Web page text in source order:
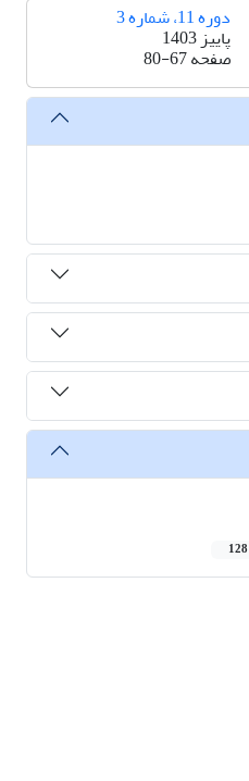
دوره 11، شماره 3
پاییز 1403
صفحه80-67
128